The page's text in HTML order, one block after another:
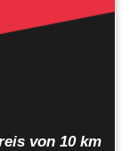
von 10 km